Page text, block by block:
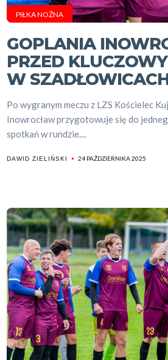
PIŁKA NOŻNA
GOPLANIA
PRZED
W
Po wygranym meczu z LZS Kościelec
Inowrocław przygotowuje się do
spotkań w rundzie....
DAWID ZIELIŃSKI 24 PAŹDZIERNIKA 2025